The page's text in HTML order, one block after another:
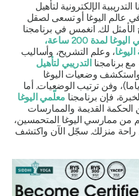
الإلكترونية لتأهيل
عالم اليوغا أو تسعى لصقل
الأمثل لك. انغمس في برنامجنا
لمدة 200 ساعة،
، وعلم التشريح، وأساليب
برنامجناالتدريبي لتأهيل
وضعيات اليوغا
وفن ترتيب الوضعيات. أما
فإن برنامجنامعلّمي اليوغا
القديمة والممارسات
من ممارسي اليوغا المتحمسين،
منزلك. سجّل الآن واكتشف